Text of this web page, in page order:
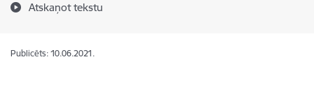
Atskaņot tekstu
Publicēts: 10.06.2021.